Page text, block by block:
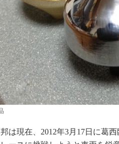
は現在、2012年3月17日に葛